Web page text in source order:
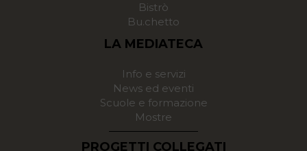
Bistrò
Bu.chetto
LA MEDIATECA
Info e servizi
News ed eventi
Scuole e formazione
Mostre
PROGETTI COLLEGATI